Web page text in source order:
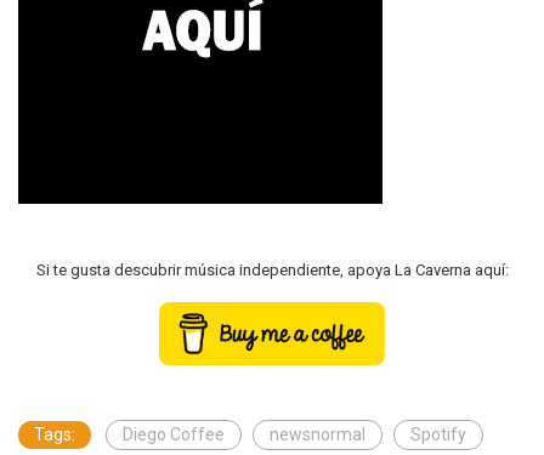
Si te gusta descubrir música independiente, apoya La Caverna aquí:
Tags: Diego Coffee newsnormal Spotify